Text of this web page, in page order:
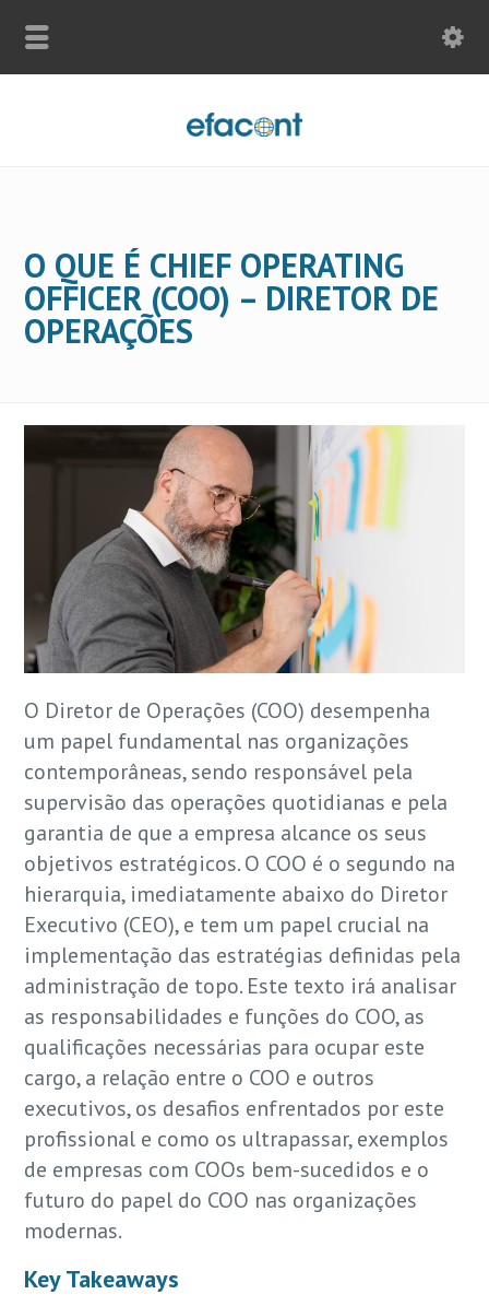
O QUE É CHIEF OPERATING
OFFICER (COO) – DIRETOR DE
OPERAÇÕES
O Diretor de Operações (COO) desempenha
um papel fundamental nas organizações
contemporâneas, sendo responsável pela
supervisão das operações quotidianas e pela
garantia de que a empresa alcance os seus
objetivos estratégicos. O COO é o segundo na
hierarquia, imediatamente abaixo do Diretor
Executivo (CEO), e tem um papel crucial na
implementação das estratégias definidas pela
administração de topo. Este texto irá analisar
as responsabilidades e funções do COO, as
qualificações necessárias para ocupar este
cargo, a relação entre o COO e outros
executivos, os desafios enfrentados por este
profissional e como os ultrapassar, exemplos
de empresas com COOs bem-sucedidos e o
futuro do papel do COO nas organizações
modernas.
Key Takeaways